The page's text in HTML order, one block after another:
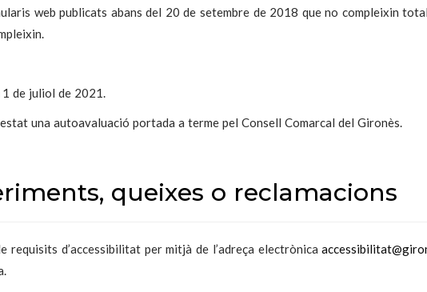
web publicats abans del 20 de setembre de 2018 que no compleixin
de juliol de 2021.
una autoavaluació portada a terme pel Consell Comarcal del Gironès.
queixes o reclamacions
requisits d’accessibilitat per mitjà de l’adreça electrònica